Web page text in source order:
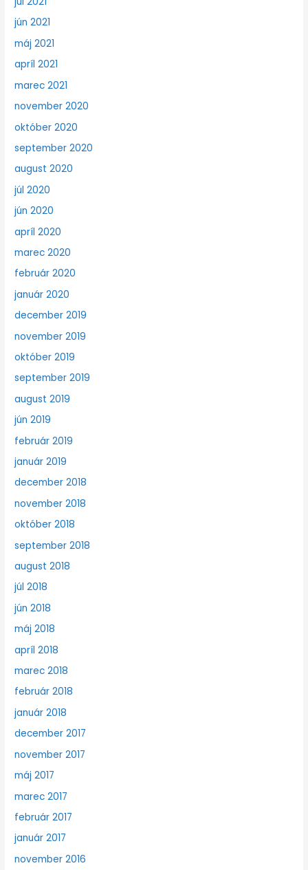
jún 2021
máj 2021
apríl 2021
marec 2021
november 2020
október 2020
september 2020
august 2020
júl 2020
jún 2020
apríl 2020
marec 2020
február 2020
január 2020
december 2019
november 2019
október 2019
september 2019
august 2019
jún 2019
február 2019
január 2019
december 2018
november 2018
október 2018
september 2018
august 2018
júl 2018
jún 2018
máj 2018
apríl 2018
marec 2018
február 2018
január 2018
december 2017
november 2017
máj 2017
marec 2017
február 2017
január 2017
november 2016